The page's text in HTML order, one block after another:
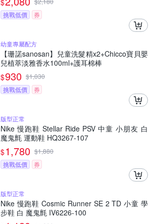
$
挑戰低價
券
幼童專屬配方
【珊諾sanosan】兒童洗髮精x2+Chicco寶貝嬰
兒植萃淡雅香水100ml+護耳棉棒
$930 $1,030
挑戰低價
券
版型正常
Nike 慢跑鞋 Stellar Ride PSV 中童 小朋友 白
魔鬼氈 運動鞋 HQ3267-107
$1,780 $1,880
挑戰低價
券
版型正常
Nike 慢跑鞋 Cosmic Runner SE 2 TD 小童 學
步鞋 白 魔鬼氈 IV6226-100